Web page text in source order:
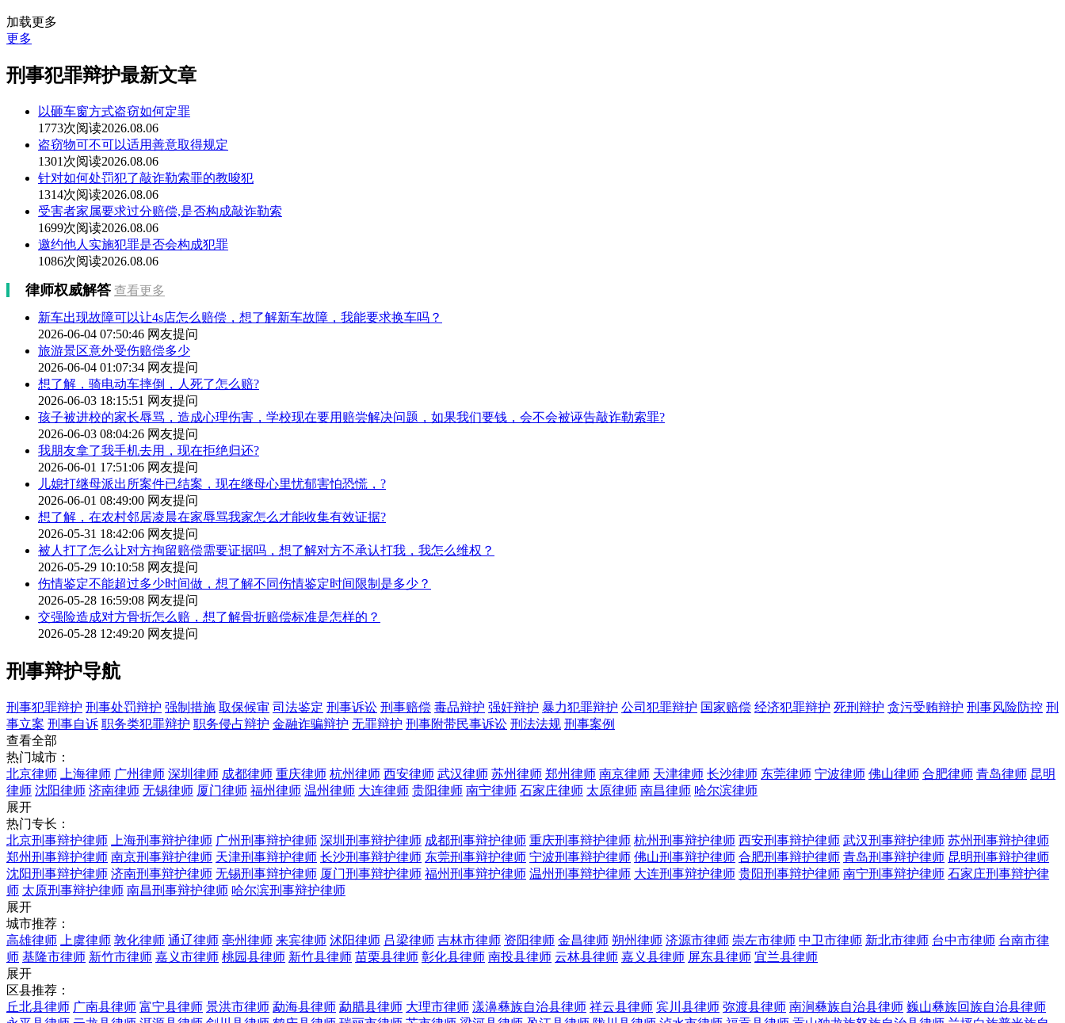
加载更多
更多
刑事犯罪辩护最新文章
以砸车窗方式盗窃如何定罪
1773次阅读2026.08.06
盗窃物可不可以适用善意取得规定
1301次阅读2026.08.06
针对如何处罚犯了敲诈勒索罪的教唆犯
1314次阅读2026.08.06
受害者家属要求过分赔偿,是否构成敲诈勒索
1699次阅读2026.08.06
邀约他人实施犯罪是否会构成犯罪
1086次阅读2026.08.06
律师权威解答 查看更多
新车出现故障可以让4s店怎么赔偿，想了解新车故障，我能要求换车吗？
2026-06-04 07:50:46 网友提问
旅游景区意外受伤赔偿多少
2026-06-04 01:07:34 网友提问
想了解，骑电动车摔倒，人死了怎么赔?
2026-06-03 18:15:51 网友提问
孩子被进校的家长辱骂，造成心理伤害，学校现在要用赔尝解决问题，如果我们要钱，会不会被诬告敲诈勒索罪?
2026-06-03 08:04:26 网友提问
我朋友拿了我手机去用，现在拒绝归还?
2026-06-01 17:51:06 网友提问
儿媳打继母派出所案件已结案，现在继母心里忧郁害怕恐慌，?
2026-06-01 08:49:00 网友提问
想了解，在农村邻居凌晨在家辱骂我家怎么才能收集有效证据?
2026-05-31 18:42:06 网友提问
被人打了怎么让对方拘留赔偿需要证据吗，想了解对方不承认打我，我怎么维权？
2026-05-29 10:10:58 网友提问
伤情鉴定不能超过多少时间做，想了解不同伤情鉴定时间限制是多少？
2026-05-28 16:59:08 网友提问
交强险造成对方骨折怎么赔，想了解骨折赔偿标准是怎样的？
2026-05-28 12:49:20 网友提问
刑事辩护导航
刑事犯罪辩护 刑事处罚辩护 强制措施 取保候审 司法鉴定 刑事诉讼 刑事赔偿 毒品辩护 强奸辩护 暴力犯罪辩护 公司犯罪辩护 国家赔偿 经济犯罪辩护 死刑辩护 贪污受贿辩护 刑事风险防控 刑
事立案 刑事自诉 职务类犯罪辩护 职务侵占辩护 金融诈骗辩护 无罪辩护 刑事附带民事诉讼 刑法法规 刑事案例
查看全部
热门城市：
北京律师
上海律师 广州律师 深圳律师 成都律师 重庆律师 杭州律师 西安律师 武汉律师 苏州律师 郑州律师 南京律师 天津律师 长沙律师 东莞律师 宁波律师 佛山律师 合肥律师 青岛律师 昆明
律师 沈阳律师 济南律师 无锡律师 厦门律师 福州律师 温州律师 大连律师 贵阳律师 南宁律师 石家庄律师 太原律师 南昌律师 哈尔滨律师
展开
热门专长：
北京刑事辩护律师
上海刑事辩护律师 广州刑事辩护律师 深圳刑事辩护律师 成都刑事辩护律师 重庆刑事辩护律师 杭州刑事辩护律师 西安刑事辩护律师 武汉刑事辩护律师 苏州刑事辩护律师
郑州刑事辩护律师 南京刑事辩护律师 天津刑事辩护律师 长沙刑事辩护律师 东莞刑事辩护律师 宁波刑事辩护律师 佛山刑事辩护律师 合肥刑事辩护律师 青岛刑事辩护律师 昆明刑事辩护律师
沈阳刑事辩护律师 济南刑事辩护律师 无锡刑事辩护律师 厦门刑事辩护律师 福州刑事辩护律师 温州刑事辩护律师 大连刑事辩护律师 贵阳刑事辩护律师 南宁刑事辩护律师 石家庄刑事辩护律
师 太原刑事辩护律师 南昌刑事辩护律师 哈尔滨刑事辩护律师
展开
城市推荐：
高雄律师
上虞律师 敦化律师 通辽律师 亳州律师 来宾律师 沭阳律师 吕梁律师 吉林市律师 资阳律师 金昌律师 朔州律师 济源市律师 崇左市律师 中卫市律师 新北市律师 台中市律师 台南市律
师 基隆市律师 新竹市律师 嘉义市律师 桃园县律师 新竹县律师 苗栗县律师 彰化县律师 南投县律师 云林县律师 嘉义县律师 屏东县律师 宜兰县律师
展开
区县推荐：
丘北县律师 广南县律师 富宁县律师 景洪市律师 勐海县律师 勐腊县律师 大理市律师 漾濞彝族自治县律师 祥云县律师 宾川县律师 弥渡县律师 南涧彝族自治县律师 巍山彝族回族自治县律师